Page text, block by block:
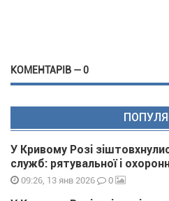
КОМЕНТАРІВ — 0
У Кривому Розі
служб: рятувальної і
09:26, 13 янв 2026 0